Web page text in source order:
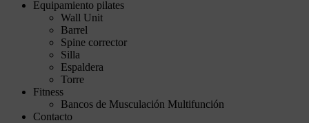
Equipamiento pilates
Wall Unit
Barrel
Spine corrector
Silla
Espaldera
Torre
Fitness
Bancos de Musculación Multifunción
Contacto